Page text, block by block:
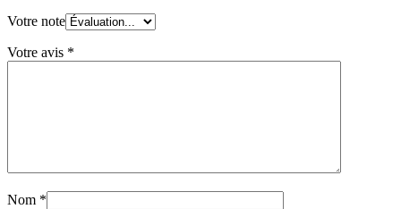
Votre note
Votre avis *
Nom *